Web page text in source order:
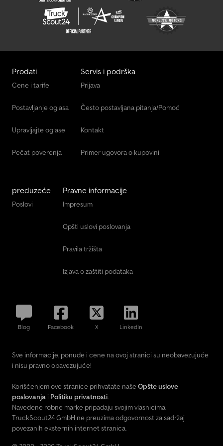
Prodati
Cene i tarife
Postavljanje oglasa
Upravljajte oglase
Pečat poverenja
Servis i podrška
Prijava
Često postavljana pitanja/Pomoć
Kontakt
Primer ugovora o kupovini
preduzeće
Poslovi
Pravne informacije
Impresum
Opšti uslovi poslovanja
Pravila tržišta
Izjava o zaštiti podataka
Blog Facebook X LinkedIn
Sve informacije, ponude i cene na ovoj stranici su neobavezujuće
i nisu pravno obavezujuće!
Korišćenjem ove stranice prihvatate naše Opšte uslove
poslovanja i Politiku privatnosti.
Navedene robne marke pripadaju svojim vlasnicima.
TruckScout24 GmbH ne preuzima odgovornost za sadržaj
povezanih eksternih internet stranica.